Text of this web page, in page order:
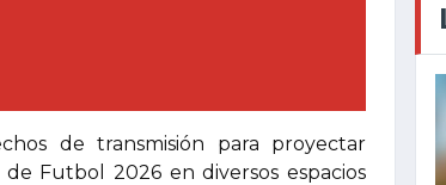
de transmisión para proyectar
Futbol 2026 en diversos espacios